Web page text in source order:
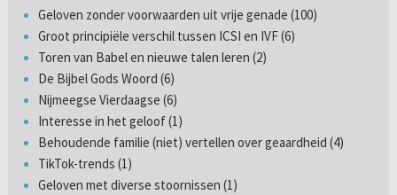
Geloven zonder voorwaarden uit vrije genade (100)
Groot principiële verschil tussen ICSI en IVF (6)
Toren van Babel en nieuwe talen leren (2)
De Bijbel Gods Woord (6)
Nijmeegse Vierdaagse (6)
Interesse in het geloof (1)
Behoudende familie (niet) vertellen over geaardheid (4)
TikTok-trends (1)
Geloven met diverse stoornissen (1)